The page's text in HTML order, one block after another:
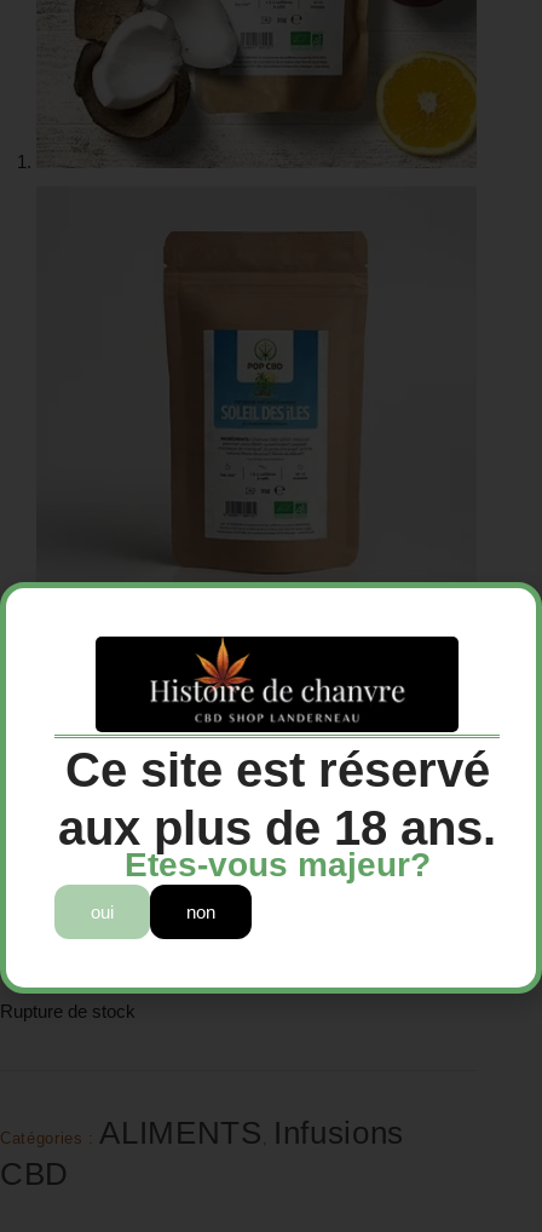
INFUSION SOLEIL DES ÎLES
INFUSION SOLEIL DES ÎLES
Livraison offerte 50€
Rupture de stock
Catégories :ALIMENTS ,
Infusions
CBD
Ce site est réservé
aux plus de 18 ans.
Etes-vous majeur?
oui non